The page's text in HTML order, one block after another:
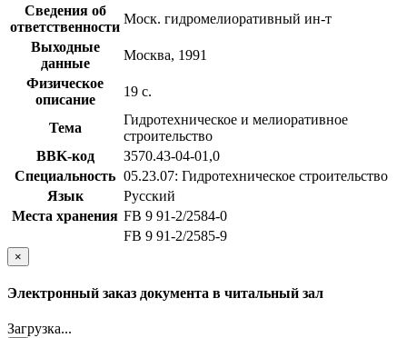
Сведения об
ответственности
Моск. гидромелиоративный ин-т
Выходные
данные
Москва, 1991
Физическое
описание
19 с.
Тема
Гидротехническое и мелиоративное
строительство
BBK-код
З570.43-04-01,0
Специальность 05.23.07: Гидротехническое строительство
Язык
Русский
Места хранения FB 9 91-2/2584-0
FB 9 91-2/2585-9
×
Электронный заказ документа в читальный зал
Загрузка...